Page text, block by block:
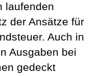
laufenden
der Ansätze für
Auch in
Ausgaben bei
gedeckt